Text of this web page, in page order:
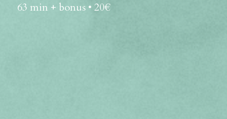
63 min + bonus • 20€